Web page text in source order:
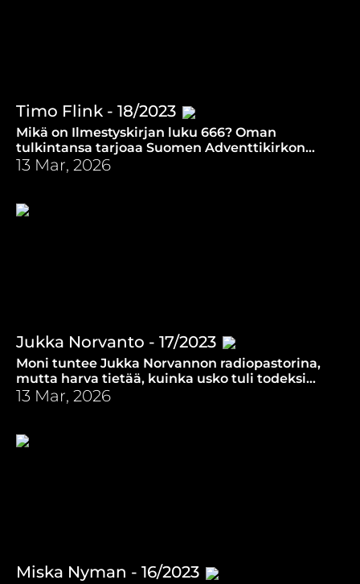
Timo Flink - 18/2023
Mikä on Ilmestyskirjan luku 666? Oman
tulkintansa tarjoaa Suomen Adventtikirkon
viestintää johtava teologian tohtori Timo Flink.
13 Mar, 2026
Jukka Norvanto - 17/2023
Moni tuntee Jukka Norvannon radiopastorina,
mutta harva tietää, kuinka usko tuli todeksi
miehelle itselleen. Mistä voi tietää, että usko on
13 Mar, 2026
Miska Nyman - 16/2023